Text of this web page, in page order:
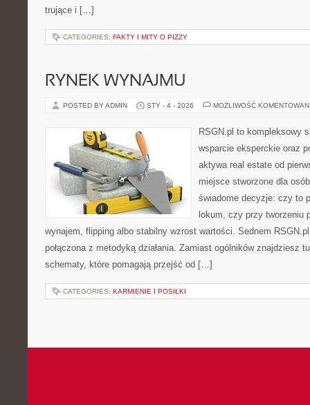
trujące i […]
CATEGORIES: FAKTY I MITY O PIZZY
RYNEK WYNAJMU
POSTED BY ADMIN STY - 4 - 2026 MOŻLIWOŚĆ
RSGN.pl to kompleksowy
wsparcie eksperckie oraz
aktywa real estate od
miejsce stworzone dla
świadome decyzje: czy to
lokum, czy przy tworzeniu
wynajem, flipping albo stabilny wzrost wartości. Sednem
połączona z metodyką działania. Zamiast ogólników znajdziesz
schematy, które pomagają przejść od […]
CATEGORIES: KARMIENIE I POSIŁKI